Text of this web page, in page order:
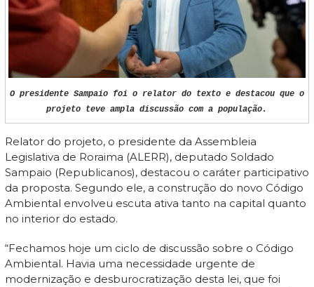
O presidente Sampaio foi o relator do texto e destacou que o
projeto teve ampla discussão com a população.
Relator do projeto, o presidente da Assembleia
Legislativa de Roraima (ALERR), deputado Soldado
Sampaio (Republicanos), destacou o caráter participativo
da proposta. Segundo ele, a construção do novo Código
Ambiental envolveu escuta ativa tanto na capital quanto
no interior do estado.
“Fechamos hoje um ciclo de discussão sobre o Código
Ambiental. Havia uma necessidade urgente de
modernização e desburocratização desta lei, que foi